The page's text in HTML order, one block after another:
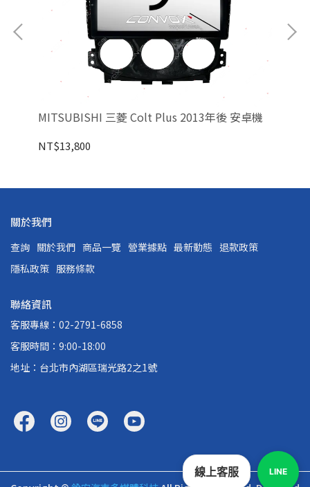
MITSUBISHI 三菱 Colt Plus 2013年後 安卓機
NT$13,800
關於我們
查詢 關於我們 商品一覽 營業據點 最新動態 退款政策
隱私政策 服務條款
聯絡資訊
客服專線：02-2791-6858
客服時間：9:00-18:00
地址：台北市內湖區瑞光路2之1號
線上客服 LINE